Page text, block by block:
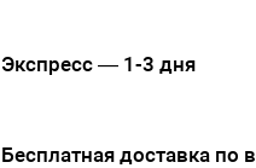
Экспресс — 1-3 дня
Бесплатная доставка по